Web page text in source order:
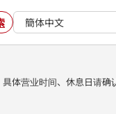
簡体中文
具体营业时间、休息日请确